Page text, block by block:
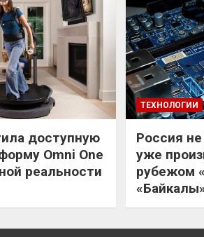
доступную
Omni One
реальности
ТЕХНОЛОГИИ
Россия
уже
рубежом